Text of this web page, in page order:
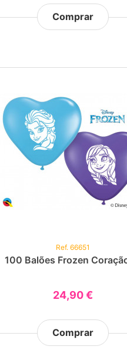
Comprar
Ref. 66651
100 Balões Frozen
24,90 €
Comprar